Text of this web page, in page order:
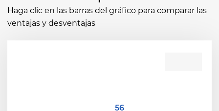
Haga clic en las barras del gráfico para comparar las
ventajas y desventajas